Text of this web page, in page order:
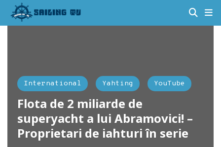
International Yahting YouTube
Flota de 2 miliarde de
superyacht a lui Abramovici! –
Proprietari de iahturi în serie